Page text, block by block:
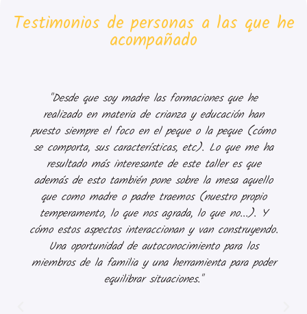
Testimonios de personas a las que he
acompañado
"Desde que soy madre las formaciones que he
realizado en materia de crianza y educación han
puesto siempre el foco en el peque o la peque (cómo
se comporta, sus características, etc). Lo que me ha
resultado más interesante de este taller es que
además de esto también pone sobre la mesa aquello
que como madre o padre traemos (nuestro propio
temperamento, lo que nos agrada, lo que no...). Y
cómo estos aspectos interaccionan y van construyendo.
Una oportunidad de autoconocimiento para los
miembros de la familia y una herramienta para poder
equilibrar situaciones."